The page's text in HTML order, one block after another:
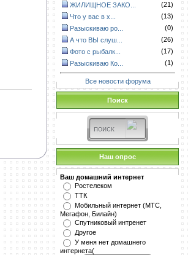
ЖИЛИЩНОЕ ЗАКО...
(21)
Что у вас в х...
(13)
Разыскиваю ро...
(0)
А что ВЫ слуш...
(26)
Фото с рыбалк...
(17)
Разыскиваю Ко...
(1)
Все новости форума
Поиск
Наш опрос
Ваш домашний интернет
Ростелеком
ТТК
Мобильный интернет (МТС,
Мегафон, Билайн)
Спутниковый интренет
Другое
У меня нет домашнего
интернета(